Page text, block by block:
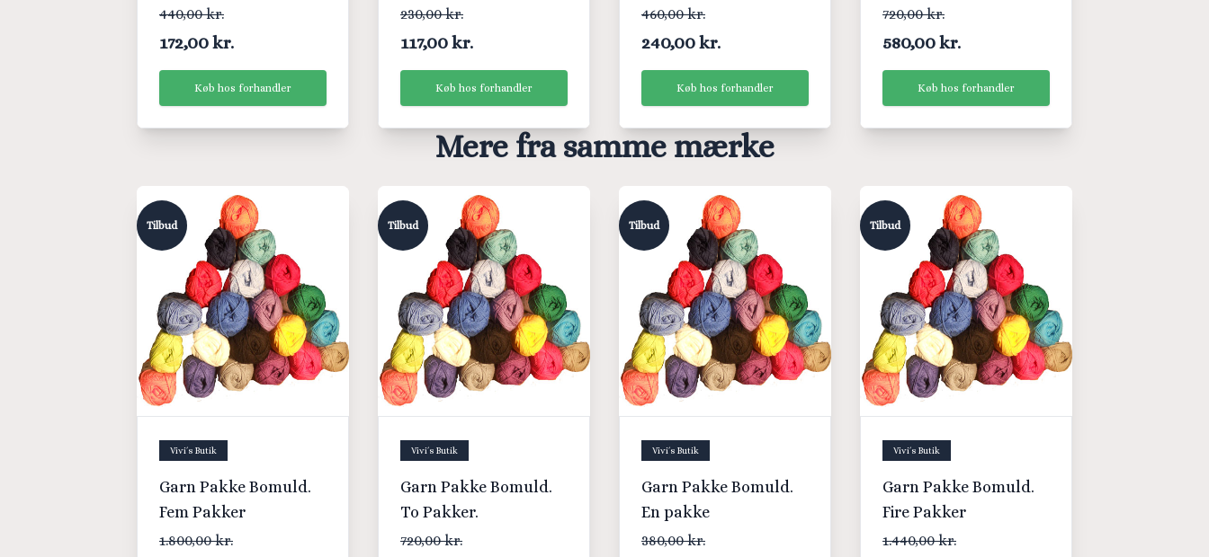
til Forårs Sweater Str.
S - XL.
440,00 kr.
172,00 kr.
Køb hos forhandler
Stærke farver - 10 stk
230,00 kr.
117,00 kr.
Køb hos forhandler
Unicolor 02 Hvid - 20
stk
460,00 kr.
240,00 kr.
Køb hos forhandler
720,00 kr.
580,00 kr.
Køb hos forhandler
Mere fra samme mærke
Tilbud
Vivi´s Butik
Garn Pakke Bomuld.
Fem Pakker
1.800,00 kr.
Tilbud
Vivi´s Butik
Garn Pakke Bomuld.
To Pakker.
720,00 kr.
Tilbud
Vivi´s Butik
Garn Pakke Bomuld.
En pakke
380,00 kr.
Tilbud
Vivi´s Butik
Garn Pakke Bomuld.
Fire Pakker
1.440,00 kr.